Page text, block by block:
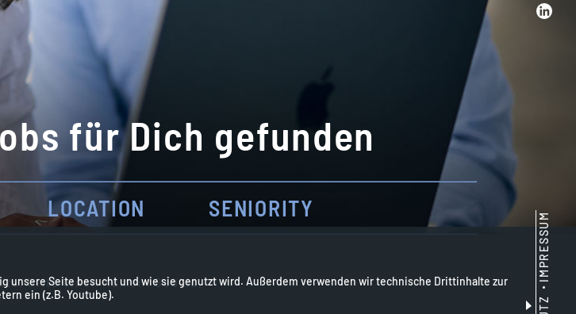
für Dich gefunden
LOCATION SENIORITY
Bitte einen Moment Geduld. IMPRESSUM
unsere Seite besucht und wie sie genutzt wird. Außerdem verwenden wir technische Drittinhalte zur
ein (z.B. Youtube).